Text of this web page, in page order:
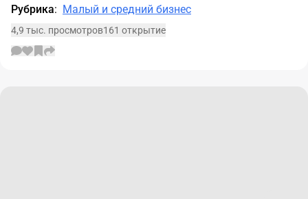
Рубрика: Малый и средний бизнес
4,9 тыс. просмотров161 открытие